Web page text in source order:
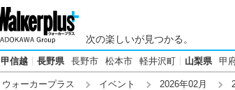
次の楽しいが見つかる。
甲信越 長野県 長野市 松本市 軽井沢町 山梨県 甲
ウォーカープラス イベント 2026年02月